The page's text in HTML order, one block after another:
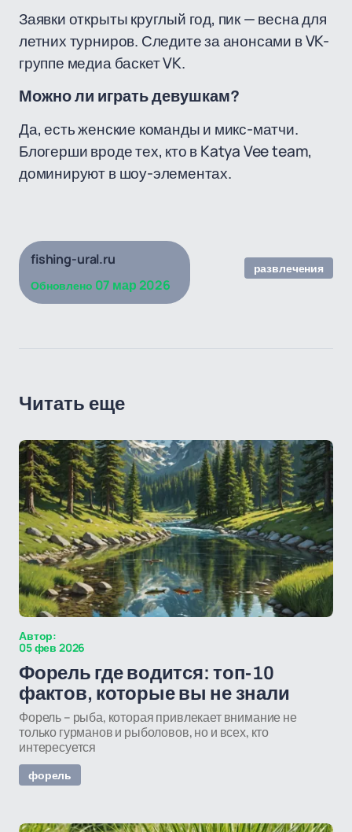
Заявки открыты круглый год, пик — весна для
летних турниров. Следите за анонсами в VK-
группе медиа баскет VK.
Можно ли играть девушкам?
Да, есть женские команды и микс-матчи.
Блогерши вроде тех, кто в Katya Vee team,
доминируют в шоу-элементах.
fishing-ural.ru
Обновлено 07 мар 2026
развлечения
Читать еще
Автор:
05 фев 2026
Форель где водится: топ-10
фактов, которые вы не знали
Форель – рыба, которая привлекает внимание не
только гурманов и рыболовов, но и всех, кто
интересуется
форель